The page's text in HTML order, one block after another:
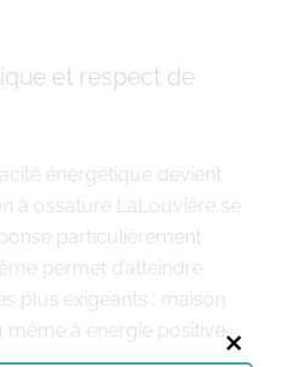
et respect de
énergétique devient
à ossature LaLouvière se
particulièrement
permet d’atteindre
plus exigeants : maison
même à énergie positive.